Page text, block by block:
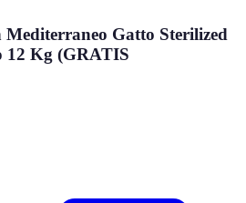
Mediterraneo Gatto Sterilized
12 Kg (GRATIS